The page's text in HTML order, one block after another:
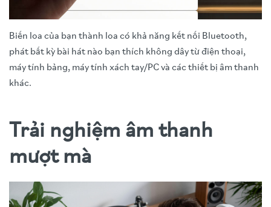
Biến loa của bạn thành loa có khả năng kết nối Bluetooth,
phát bất kỳ bài hát nào bạn thích không dây từ điện thoại,
máy tính bảng, máy tính xách tay/PC và các thiết bị âm thanh
khác.
Trải nghiệm âm thanh
mượt mà